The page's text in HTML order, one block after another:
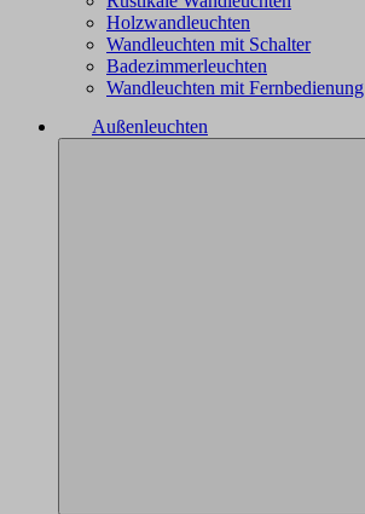
Holzwandleuchten
Wandleuchten mit Schalter
Badezimmerleuchten
Wandleuchten mit Fernbedienung
Außenleuchten